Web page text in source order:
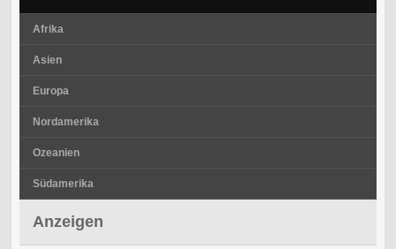
Afrika
Asien
Europa
Nordamerika
Ozeanien
Südamerika
Anzeigen